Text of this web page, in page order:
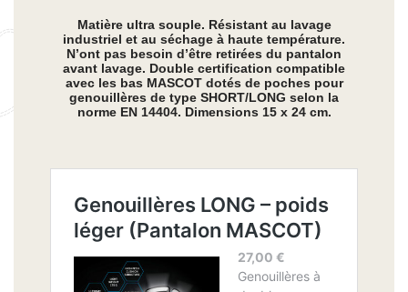
Matière ultra souple. Résistant au lavage
industriel et au séchage à haute température.
N’ont pas besoin d’être retirées du pantalon
avant lavage. Double certification compatible
avec les bas MASCOT dotés de poches pour
genouillères de type SHORT/LONG selon la
norme EN 14404. Dimensions 15 x 24 cm.